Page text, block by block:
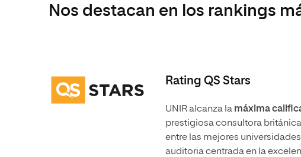
Nos destacan en los rankings
Rating QS Stars
UNIR alcanza la máxima
prestigiosa consultora
entre las mejores
auditoria centrada en la